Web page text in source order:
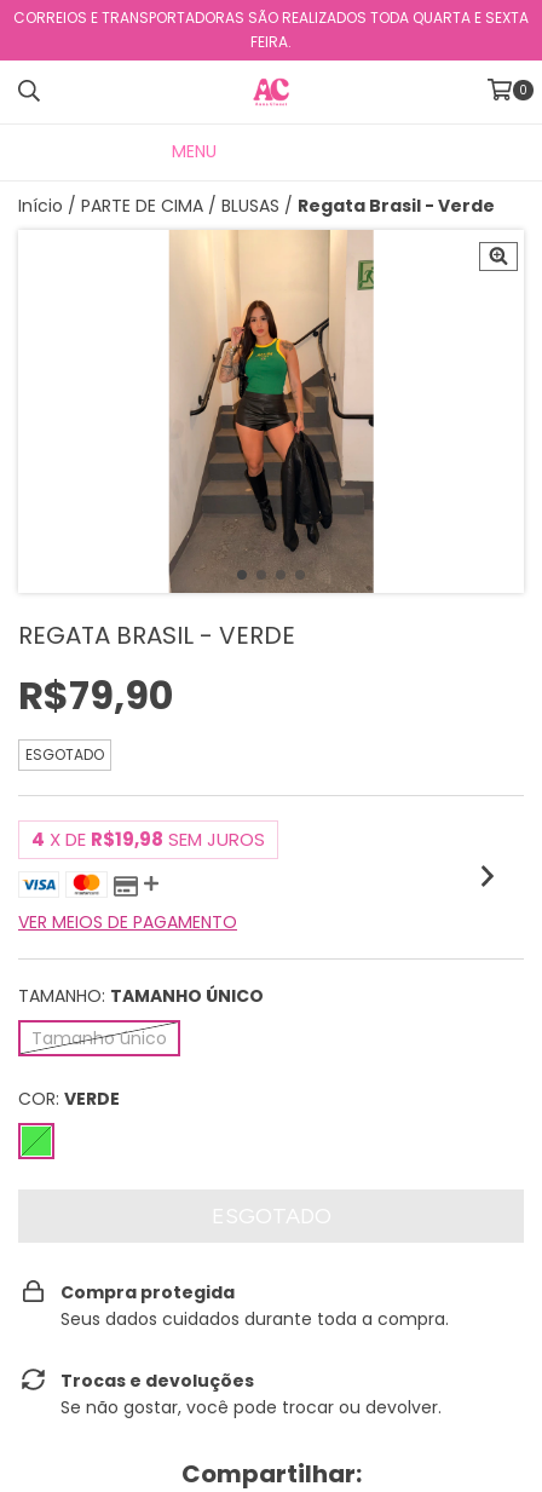
CORREIOS E TRANSPORTADORAS SÃO REALIZADOS TODA QUARTA E SEXTA
FEIRA.
0
MENU
Início / PARTE DE CIMA / BLUSAS / Regata Brasil - Verde
REGATA BRASIL - VERDE
R$79,90
ESGOTADO
4 X DE R$19,98 SEM JUROS
VER MEIOS DE PAGAMENTO
TAMANHO: TAMANHO ÚNICO
Tamanho único
COR: VERDE
Compra protegida
Seus dados cuidados durante toda a compra.
Trocas e devoluções
Se não gostar, você pode trocar ou devolver.
Compartilhar: